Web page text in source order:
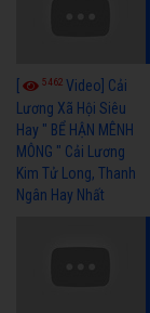
5462 Video] Cải
Lương Xã Hội Siêu
Hay " BỂ HẬN MÊNH
MÔNG " Cải Lương
Kim Tử Long, Thanh
Ngân Hay Nhất